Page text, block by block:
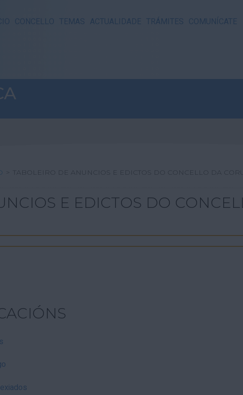
CONCELLO TEMAS ACTUALIDADE TRÁMITES COMUNÍCATE
TABOLEIRO DE ANUNCIOS E EDICTOS DO CONCELLO DA
E EDICTOS DO